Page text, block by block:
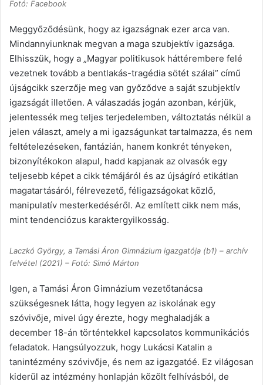
Fotó: Facebook
Meggyőződésünk, hogy az igazságnak ezer arca van.
Mindannyiunknak megvan a maga szubjektív igazsága.
Elhisszük, hogy a „Magyar politikusok háttérembere felé
vezetnek tovább a bentlakás-tragédia sötét szálai” című
újságcikk szerzője meg van győződve a saját szubjektív
igazságát illetően. A válaszadás jogán azonban, kérjük,
jelentessék meg teljes terjedelemben, változtatás nélkül a
jelen választ, amely a mi igazságunkat tartalmazza, és nem
feltételezéseken, fantázián, hanem konkrét tényeken,
bizonyítékokon alapul, hadd kapjanak az olvasók egy
teljesebb képet a cikk témájáról és az újságíró etikátlan
magatartásáról, félrevezető, féligazságokat közlő,
manipulatív mesterkedéséről. Az említett cikk nem más,
mint tendenciózus karaktergyilkosság.
Laczkó György, a Tamási Áron Gimnázium igazgatója (b1) – archív
felvétel (2021) – Fotó: Simó Márton
Igen, a Tamási Áron Gimnázium vezetőtanácsa
szükségesnek látta, hogy legyen az iskolának egy
szóvivője, mivel úgy érezte, hogy meghaladják a
december 18-án történtekkel kapcsolatos kommunikációs
feladatok. Hangsúlyozzuk, hogy Lukácsi Katalin a
tanintézmény szóvivője, és nem az igazgatóé. Ez világosan
kiderül az intézmény honlapján közölt felhívásból, de